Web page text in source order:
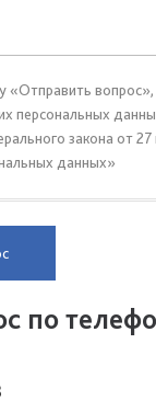
«Отправить вопрос»,
персональных
закона от
данных»
по